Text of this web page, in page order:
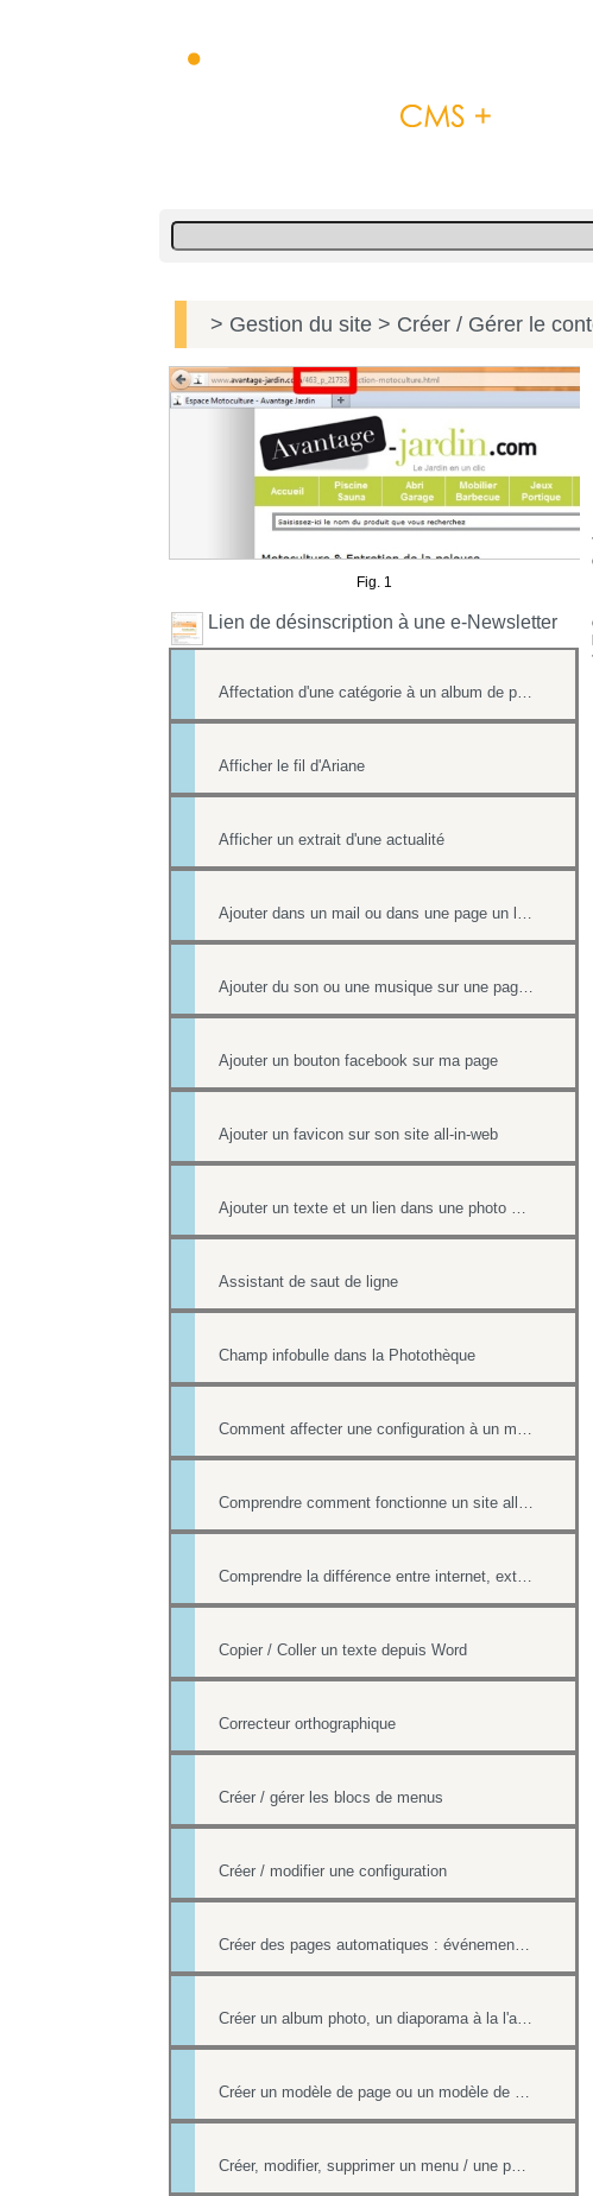
> Gestion du site > Créer / Gérer le
Fig. 1
Lien de désinscription à une e-Newsletter
Affectation d'une catégorie à un album de photos
Afficher le fil d'Ariane
Afficher un extrait d'une actualité
Ajouter dans un mail ou dans une page un lien vers un document stocké dans l'onglet Document
Ajouter du son ou une musique sur une page de votre site
Ajouter un bouton facebook sur ma page
Ajouter un favicon sur son site all-in-web
Ajouter un texte et un lien dans une photo d'un album
Assistant de saut de ligne
Champ infobulle dans la Photothèque
Comment affecter une configuration à un menu
Comprendre comment fonctionne un site all-in-web, son architecture générale
Comprendre la différence entre internet, extranet et intranet
Copier / Coller un texte depuis Word
Correcteur orthographique
Créer / gérer les blocs de menus
Créer / modifier une configuration
Créer des pages automatiques : événement, actualités, organigramme
Créer un album photo, un diaporama à la l'aide de la Photothèque
Créer un modèle de page ou un modèle de mailing
Créer, modifier, supprimer un menu / une page